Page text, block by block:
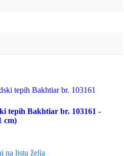
tepih Bakhtiar br. 103161 -
cm)
na listu želja